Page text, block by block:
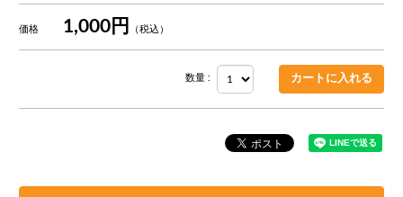
価格 1,000円 （税込）
数量 :